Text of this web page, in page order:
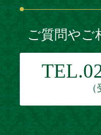
ご質問やご
TEL.